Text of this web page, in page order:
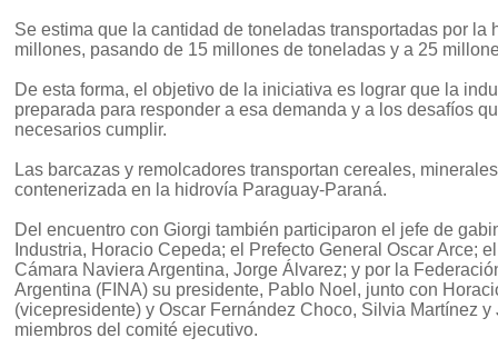
Se estima que la cantidad de toneladas transportadas por la
millones, pasando de 15 millones de toneladas y a 25
De esta forma, el objetivo de la iniciativa es lograr que la
preparada para responder a esa demanda y a los desafíos
necesarios cumplir.
Las barcazas y remolcadores transportan cereales,
contenerizada en la hidrovía Paraguay-Paraná.
Del encuentro con Giorgi también participaron el jefe de
Industria, Horacio Cepeda; el Prefecto General Oscar Arce;
Cámara Naviera Argentina, Jorge Álvarez; y por la
Argentina (FINA) su presidente, Pablo Noel, junto con
(vicepresidente) y Oscar Fernández Choco, Silvia Martínez y
miembros del comité ejecutivo.